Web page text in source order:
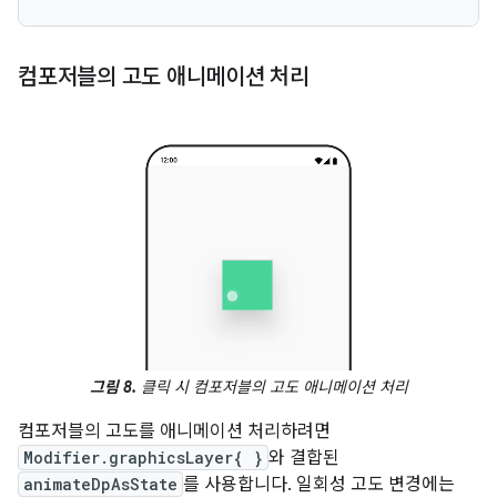
컴포저블의 고도 애니메이션 처리
그림 8. 클릭 시 컴포저블의 고도 애니메이션 처리
컴포저블의 고도를 애니메이션 처리하려면
Modifier.graphicsLayer{ } 와 결합된
animateDpAsState 를 사용합니다. 일회성 고도 변경에는